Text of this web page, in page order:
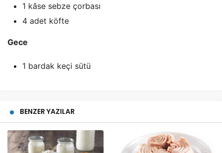
1 kâse sebze çorbası
4 adet köfte
Gece
1 bardak keçi sütü
BENZER YAZILAR